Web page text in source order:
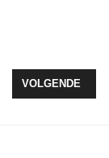
BRON OPENT
VOLGENDE
VOLGENDE